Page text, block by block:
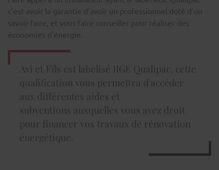
c'est avoir la garantie d'avoir un professionnel doté d'un
savoir-faire, et vous faire conseiller pour réaliser des
économies d'énergie.
Avi et Fils est labelisé RGE Qualipac, cette
qualification vous permettra d'accéder
aux différentes aides et
subventions auxquelles vous avez droit
pour financer vos travaux de rénovation
énergétique.